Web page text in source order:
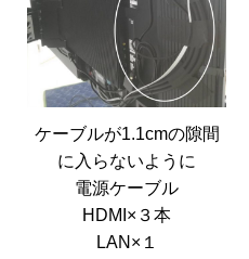
ケーブルが1.1cmの隙間
に入らないように
電源ケーブル
HDMI×３本
LAN×１